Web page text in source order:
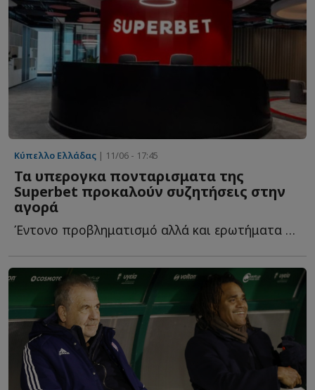
Κύπελλο Ελλάδας | 11/06 - 17:45
Τα υπερογκα πονταρισματα της
Superbet προκαλούν συζητήσεις στην
αγορά
Έντονο προβληματισμό αλλά και ερωτήματα προκαλεί στην α...